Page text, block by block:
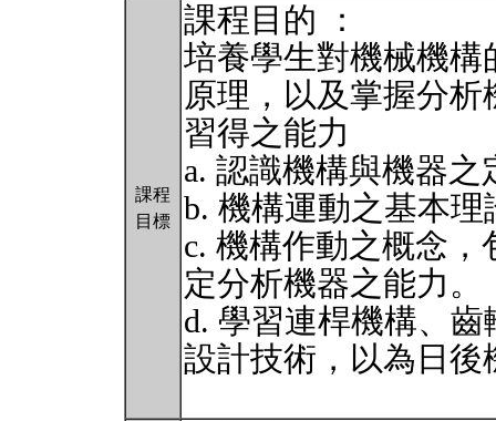
課程
目標
課程目的 ：
培養學生對機械機
原理，以及掌握分
習得之能力
a. 認識機構與機器
b. 機構運動之基本
c. 機構作動之概念
定分析機器之能力。
d. 學習連桿機構、
設計技術，以為日